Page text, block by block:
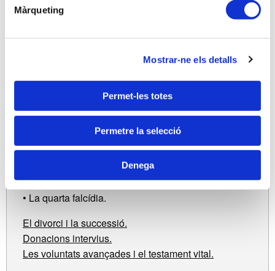
Màrqueting
Mostrar-ne els detalls
Permet-les totes
Permetre la selecció
Denega
BLOC 2
Altres figures successòries atribuïdes per la Llei:
a) Els legitimaris.
b) Determinació de la legítima.
c) La preterició.
d) El desheretament.
e) La inoficiositat.
• La quarta vidual.
• La quarta falcídia.
El divorci i la successió.
Donacions intervius.
Les voluntats avançades i el testament vital.